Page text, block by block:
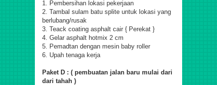
1. Pembersihan lokasi pekerjaan
2. Tambal sulam batu splite untuk lokasi yang
berlubang/rusak
3. Teack coating asphalt cair { Perekat }
4. Gelar asphalt hotmix 2 cm
5. Pemadtan dengan mesin baby roller
6. Upah tenaga kerja
Paket D : ( pembuatan jalan baru mulai dari
dari tahah )